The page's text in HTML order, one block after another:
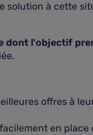
à cette
dont l'objectif
offres à
en